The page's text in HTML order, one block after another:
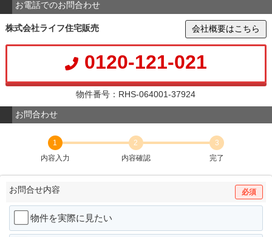
お電話でのお問合わせ
株式会社ライフ住宅販売 会社概要はこちら
0120-121-021
物件番号：RHS-064001-37924
お問合わせ
1
内容入力
2
内容確認
3
完了
お問合せ内容 必須
物件を実際に見たい